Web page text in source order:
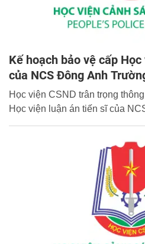
Kế hoạch bảo vệ cấp
của NCS Đông Anh
Học viện CSND trân trọng
Học viện luận án tiến sĩ của